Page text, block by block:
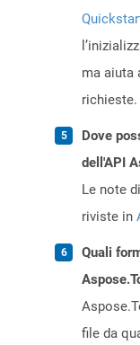
ma aiuta
richieste.
Dove
dell'API
Le note
riviste in
Quali
file da